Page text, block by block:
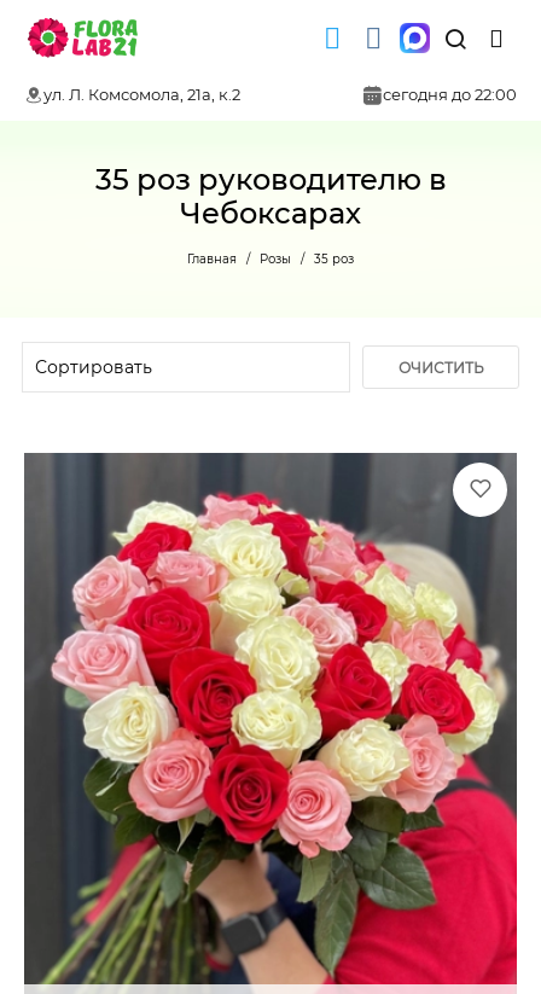
ул. Л. Комсомола, 21а, к.2 сегодня до 22:00
35 роз руководителю в
Чебоксарах
Главная Розы 35 роз
ОЧИСТИТЬ